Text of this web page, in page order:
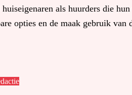
als huurders die
opties en de maak gebruik van